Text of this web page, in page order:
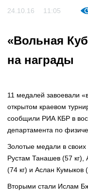
24.10.16 11:05
«Вольная
на награды
11 медалей завоевали
открытом краевом
сообщили РИА КБР в
департамента по
Золотые медали в своих
Рустам Танашев (57
(74 кг) и Аслан Кумыков
Вторыми стали Ислам